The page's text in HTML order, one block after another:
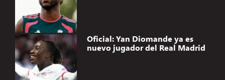
Oficial: Yan Diomande ya es
nuevo jugador del Real Madrid